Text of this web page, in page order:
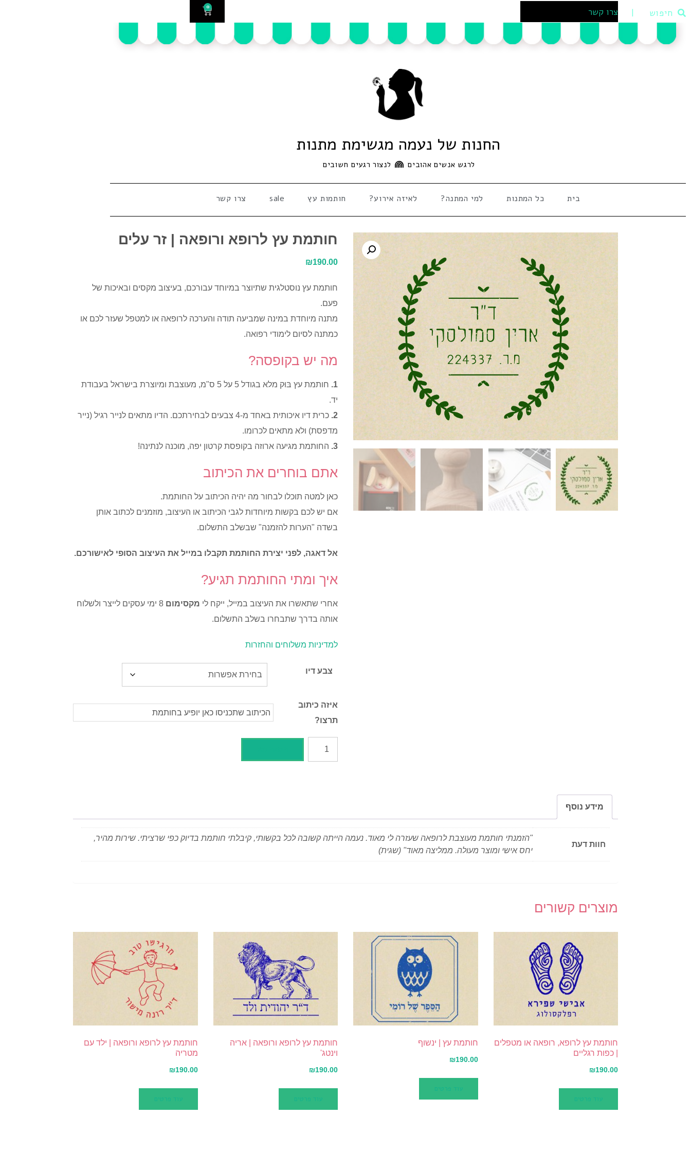
צרו קשר 0
החנות של נעמה מגשימת מתנות
לרגש אנשים אהובים לנצור רגעים חשובים
בית כל המתנות למי המתנה? לאיזה אירוע? חותמות עץ sale צרו קשר
חותמת עץ לרופא ורופאה | זר עלים
₪190.00
חותמת עץ נוסטלגית שתיוצר במיוחד עבורכם, בעיצוב מקסים ובאיכות של
פעם.
מתנה מיוחדת במינה שמביעה תודה והערכה לרופאה או למטפל שעזר לכם או
כמתנה לסיום לימודי רפואה.
מה יש בקופסה?
1.
חותמת עץ בּוּק מלא בגודל 5 על 5 ס"מ, מעוצבת ומיוצרת בישראל בעבודת
יד.
2.
כרית דיו איכותית באחד מ-4 צבעים לבחירתכם. הדיו מתאים לנייר רגיל (נייר
מדפסת) ולא מתאים לכרומו.
3. החותמת מגיעה ארוזה בקופסת קרטון יפה, מוכנה לנתינה!
אתם בוחרים את הכיתוב
כאן למטה תוכלו לבחור מה יהיה הכיתוב על החותמת.
אם יש לכם בקשות מיוחדות לגבי הכיתוב או העיצוב, מוזמנים לכתוב אותן
בשדה "הערות להזמנה" שבשלב התשלום.
אל דאגה, לפני יצירת החותמת תקבלו במייל את העיצוב הסופי לאישורכם.
איך ומתי החותמת תגיע?
אחרי שתאשרו את העיצוב במייל, ייקח לי מקסימום
8 ימי עסקים לייצר ולשלוח
אותה בדרך שתבחרו בשלב התשלום.
למדיניות משלוחים והחזרות
צבע דיו
איזה כיתוב
תרצו?
מידע נוסף
חוות דעת
"הזמנתי חותמת מעוצבת לרופאה שעזרה לי מאוד. נעמה הייתה קשובה לכל בקשותי, קיבלתי חותמת בדיוק כפי שרציתי. שירות מהיר,
יחס אישי ומוצר מעולה. ממליצה מאוד" (שגית)
מוצרים קשורים
חותמת עץ לרופא, רופאה או מטפלים
| כפות רגליים
₪190.00
עוד פרטים
חותמת עץ | ינשוף
₪190.00
עוד פרטים
חותמת עץ לרופא ורופאה | אריה
וינטג'
₪190.00
עוד פרטים
חותמת עץ לרופא ורופאה | ילד עם
מטריה
₪190.00
עוד פרטים